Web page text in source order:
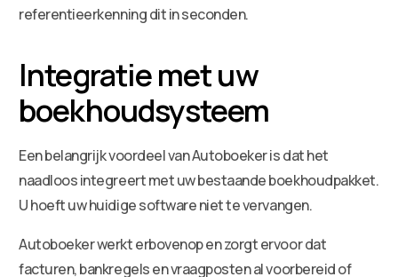
referentieerkenning dit in seconden.
Integratie met uw
boekhoudsysteem
Een belangrijk voordeel van Autoboeker is dat het
naadloos integreert met uw bestaande boekhoudpakket.
U hoeft uw huidige software niet te vervangen.
Autoboeker werkt erbovenop en zorgt ervoor dat
facturen, bankregels en vraagposten al voorbereid of